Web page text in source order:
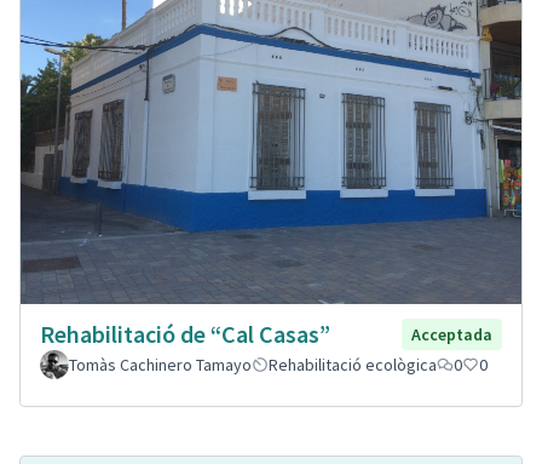
Rehabilitació de “Cal Casas”
Acceptada
Tomàs Cachinero Tamayo
Rehabilitació ecològica 0 0